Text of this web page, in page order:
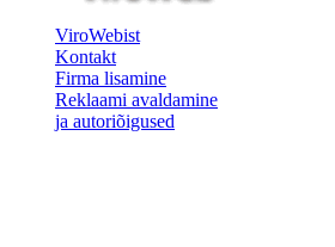
ViroWebist
Kontakt
Firma lisamine
Reklaami avaldamine
ja autoriõigused